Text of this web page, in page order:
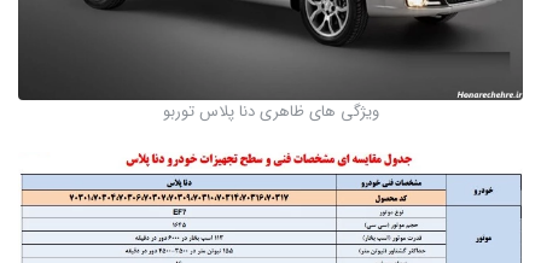
ویژگی های ظاهری دنا پلاس توربو